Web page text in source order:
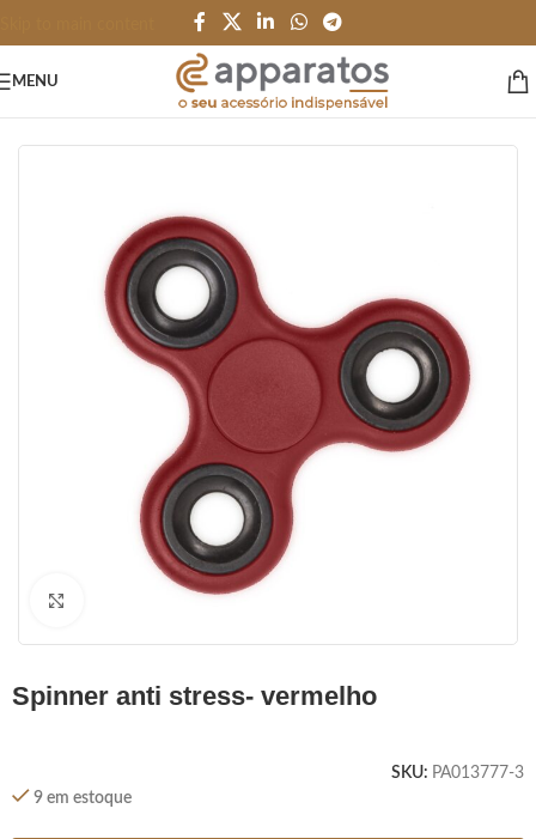
MENU
BRINQUEDOS e JOGOS/Terapeutico
Clique para ampliar
spinner anti stress- vermelho
SKU: PA013777-3
9 em estoque